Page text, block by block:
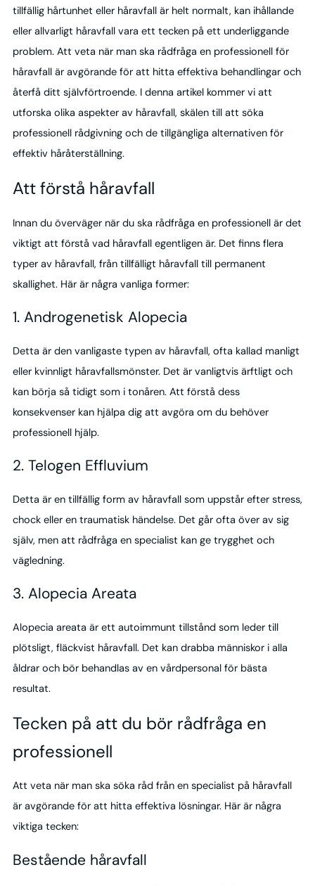
tillfällig hårtunhet eller håravfall är helt normalt, kan ihållande
eller allvarligt håravfall vara ett tecken på ett underliggande
problem. Att veta när man ska rådfråga en professionell för
håravfall är avgörande för att hitta effektiva behandlingar och
återfå ditt självförtroende. I denna artikel kommer vi att
utforska olika aspekter av håravfall, skälen till att söka
professionell rådgivning och de tillgängliga alternativen för
effektiv håråterställning.
Att förstå håravfall
Innan du överväger när du ska rådfråga en professionell är det
viktigt att förstå vad håravfall egentligen är. Det finns flera
typer av håravfall, från tillfälligt håravfall till permanent
skallighet. Här är några vanliga former:
1. Androgenetisk Alopecia
Detta är den vanligaste typen av håravfall, ofta kallad manligt
eller kvinnligt håravfallsmönster. Det är vanligtvis ärftligt och
kan börja så tidigt som i tonåren. Att förstå dess
konsekvenser kan hjälpa dig att avgöra om du behöver
professionell hjälp.
2. Telogen Effluvium
Detta är en tillfällig form av håravfall som uppstår efter stress,
chock eller en traumatisk händelse. Det går ofta över av sig
själv, men att rådfråga en specialist kan ge trygghet och
vägledning.
3. Alopecia Areata
Alopecia areata är ett autoimmunt tillstånd som leder till
plötsligt, fläckvist håravfall. Det kan drabba människor i alla
åldrar och bör behandlas av en vårdpersonal för bästa
resultat.
Tecken på att du bör rådfråga en
professionell
Att veta när man ska söka råd från en specialist på håravfall
är avgörande för att hitta effektiva lösningar. Här är några
viktiga tecken:
Bestående håravfall